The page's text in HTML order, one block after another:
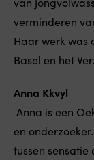
verminderen
Haar werk was
Basel en het
Anna Kkvyl
Anna is een
en
tussen